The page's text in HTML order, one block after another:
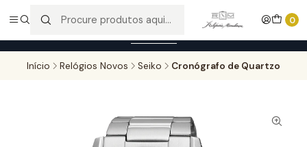
0
Entregas gratuitas para compras superiores a 100,00€ - Todas as
encomendas serão sujeitas a confirmação de stock.
Início Relógios Novos Seiko Cronógrafo de Quartzo